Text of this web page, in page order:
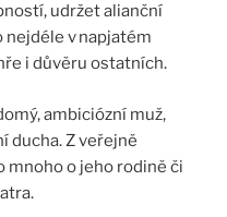
udržet alianční
nejdéle v napjatém
i důvěru ostatních.
ambiciózní muž,
ducha. Z veřejně
mnoho o jeho rodině či